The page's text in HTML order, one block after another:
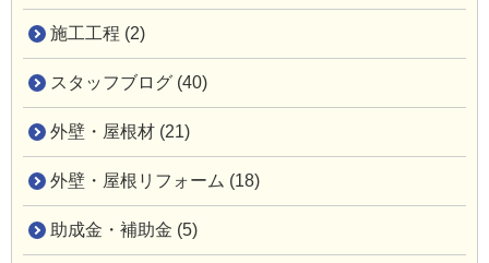
施工工程 (2)
スタッフブログ (40)
外壁・屋根材 (21)
外壁・屋根リフォーム (18)
助成金・補助金 (5)